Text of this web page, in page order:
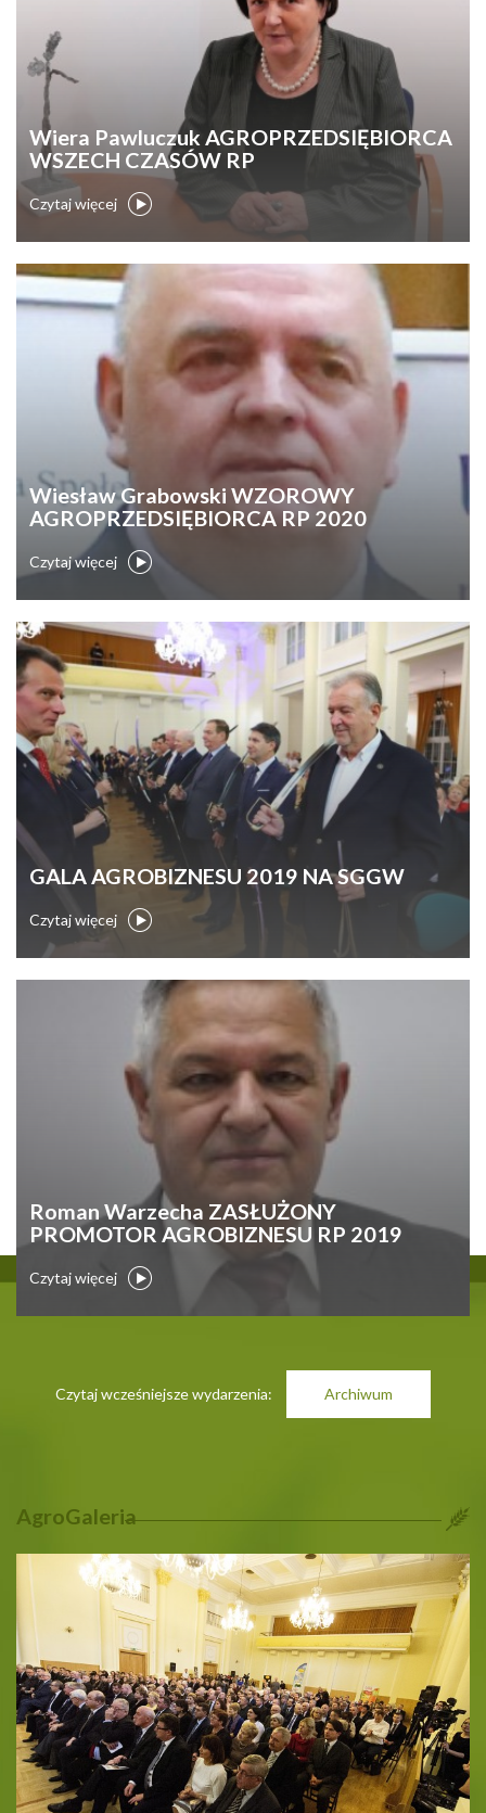
Wiera Pawluczuk AGROPRZEDSIĘBIORCA
WSZECH CZASÓW RP
Czytaj więcej
Wiesław Grabowski WZOROWY
AGROPRZEDSIĘBIORCA RP 2020
Czytaj więcej
GALA AGROBIZNESU 2019 NA SGGW
Czytaj więcej
Roman Warzecha ZASŁUŻONY
PROMOTOR AGROBIZNESU RP 2019
Czytaj więcej
Czytaj wcześniejsze wydarzenia: Archiwum
AgroGaleria